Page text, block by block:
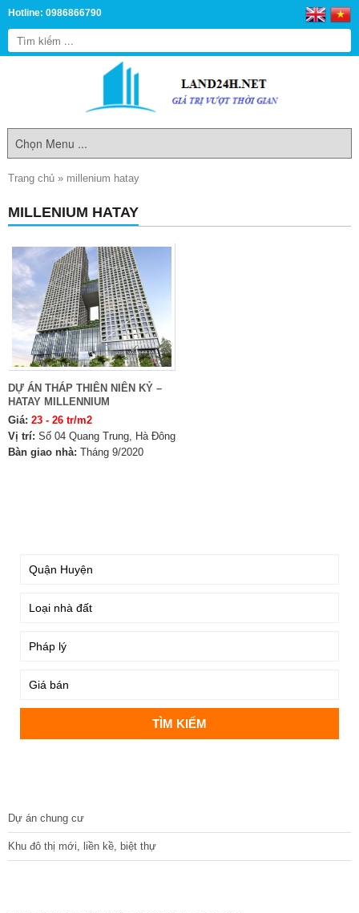
Hotline: 0986866790
Trang chủ » millenium hatay
MILLENIUM HATAY
DỰ ÁN THÁP THIÊN NIÊN KỶ –
HATAY MILLENNIUM
Giá: 23 - 26 tr/m2
Vị trí: Số 04 Quang Trung, Hà Đông
Bàn giao nhà: Tháng 9/2020
Dự án chung cư
Khu đô thị mới, liền kề, biệt thự